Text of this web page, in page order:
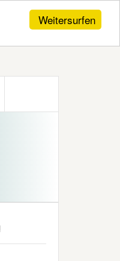
Weitersurfen